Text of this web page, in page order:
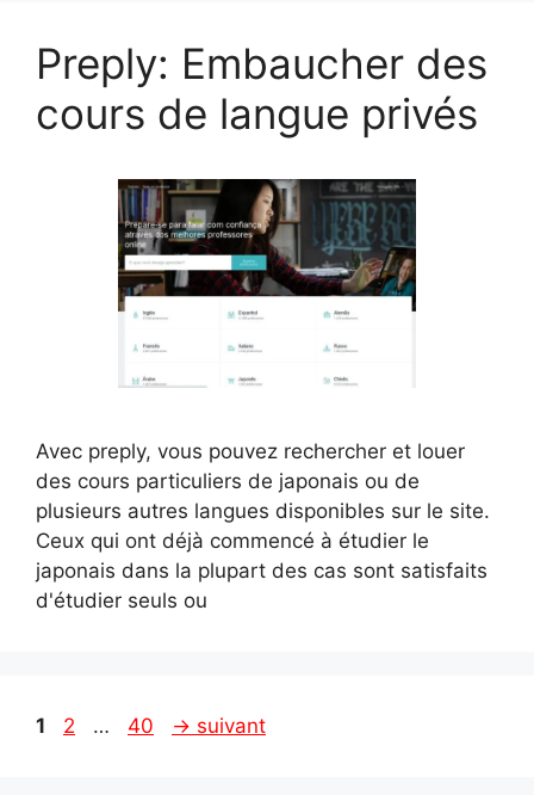
Preply: Embaucher des
cours de langue privés
Avec preply, vous pouvez rechercher et louer
des cours particuliers de japonais ou de
plusieurs autres langues disponibles sur le site.
Ceux qui ont déjà commencé à étudier le
japonais dans la plupart des cas sont satisfaits
d'étudier seuls ou
Page
1 Page
2 … Page
40 → suivant